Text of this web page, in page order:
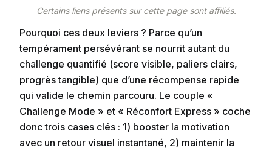
Certains liens présents sur cette page sont affiliés.
Pourquoi ces deux leviers ? Parce qu’un
tempérament persévérant se nourrit autant du
challenge quantifié (score visible, paliers clairs,
progrès tangible) que d’une récompense rapide
qui valide le chemin parcouru. Le couple «
Challenge Mode » et « Réconfort Express » coche
donc trois cases clés : 1) booster la motivation
avec un retour visuel instantané, 2) maintenir la